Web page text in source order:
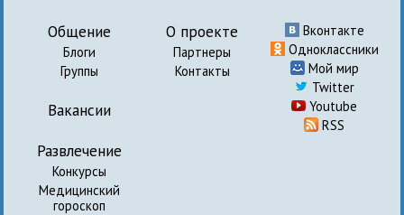
Общение
Блоги
Группы
Вакансии
Развлечение
Конкурсы
Медицинский
гороскоп
О проекте
Партнеры
Контакты
Вконтакте
Одноклассники
Мой мир
Twitter
Youtube
RSS